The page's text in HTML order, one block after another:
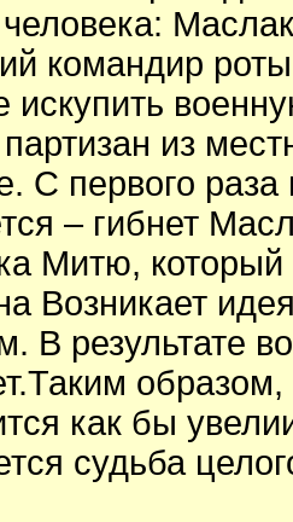
командир
искупить
из
С первого
– гибнет
Митю, который
Возникает
В результате
как бы
судьба